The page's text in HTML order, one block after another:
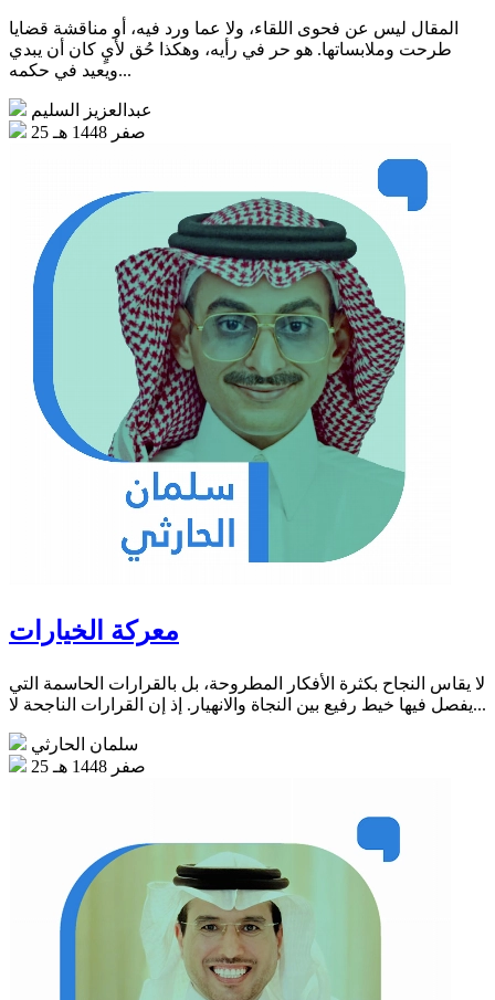
المقال ليس عن فحوى اللقاء، ولا عما ورد فيه، أو مناقشة قضايا
طرحت وملابساتها. هو حر في رأيه، وهكذا حُق لأيٍ كان أن يبدي
ويعيد في حكمه...
عبدالعزيز السليم
25 صفر 1448 هـ
معركة الخيارات
لا يقاس النجاح بكثرة الأفكار المطروحة، بل بالقرارات الحاسمة التي
يفصل فيها خيط رفيع بين النجاة والانهيار. إذ إن القرارات الناجحة لا...
سلمان الحارثي
25 صفر 1448 هـ